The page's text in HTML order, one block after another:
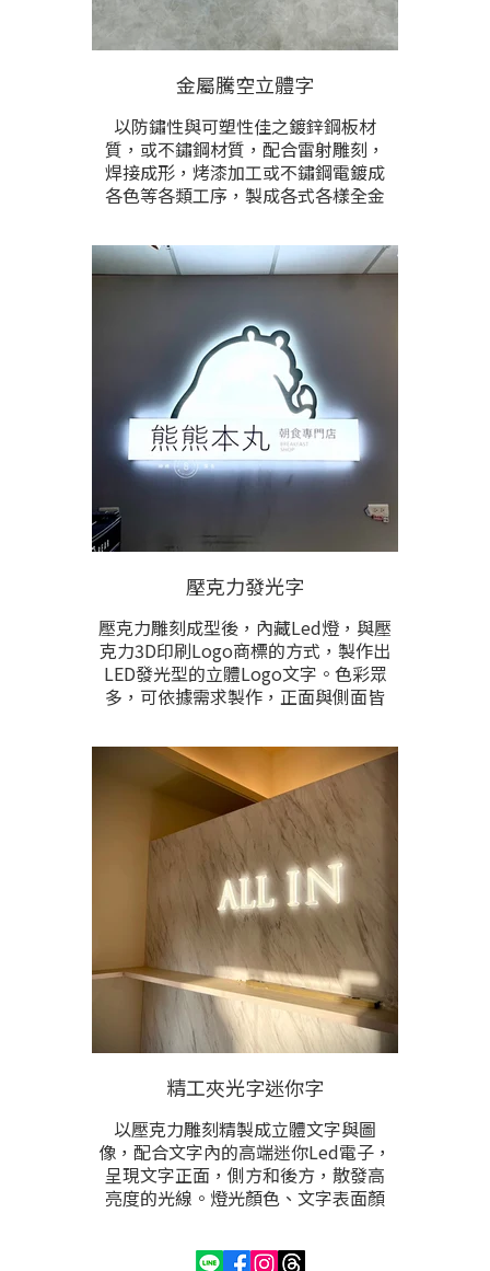
金屬騰空立體字
以防鏽性與可塑性佳之鍍鋅鋼板材
質，或不鏽鋼材質，配合雷射雕刻，
焊接成形，烤漆加工或不鏽鋼電鍍成
各色等各類工序，製成各式各樣全金
燈光應用配置，訂製出各式各樣之門
面金屬立體字招牌或商店主視覺牆面
所應用。尺寸，顏色，圖文內容，能
特殊弧面型外牆上安裝招牌時。是最
適宜之選擇。
壓克力發光字
壓克力雕刻成型後，內藏Led燈，與壓
克力3D印刷Logo商標的方式，製作出
LED發光型的立體Logo文字。色彩眾
多，可依據需求製作，正面與側面皆
據文字圖形的尺寸和總數計價，可另
製作壓克力固定底板以符合現場安裝
環境。請提供尺寸與內容後洽詢。
精工夾光字迷你字
以壓克力雕刻精製成立體文字與圖
像，配合文字內的高端迷你Led電子，
呈現文字正面，側方和後方，散發高
亮度的光線。燈光顏色、文字表面顏